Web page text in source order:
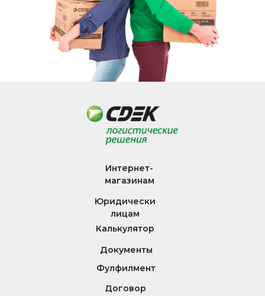
Интернет-
магазинам
Юридически
лицам
Фулфилмент
Договор
Калькулятор
Документы